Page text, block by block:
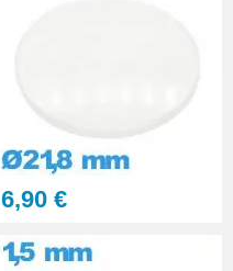
6,90 €